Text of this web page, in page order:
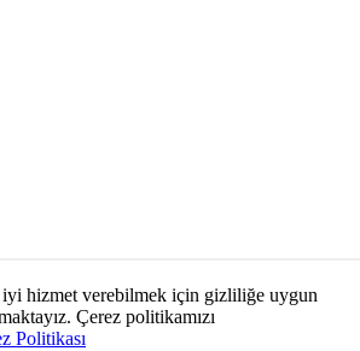
iyi hizmet verebilmek için gizliliğe uygun
Çerez politikamızı
Politikası